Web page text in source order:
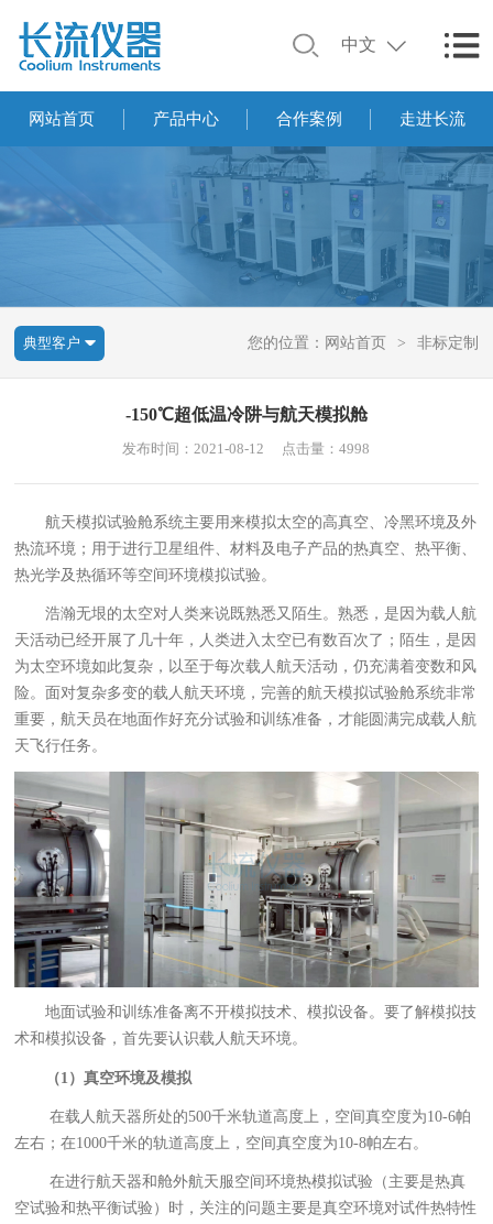
中文
网站首页 产品中心 合作案例 走进长流
典型客户 您的位置： 网站首页 > 非标定制
-150℃超低温冷阱与航天模拟舱
发布时间：2021-08-12 点击量：4998
航天模拟试验舱系统主要用来模拟太空的高真空、冷黑环境及外
热流环境；用于进行卫星组件、材料及电子产品的热真空、热平衡、
热光学及热循环等空间环境模拟试验。
浩瀚无垠的太空对人类来说既熟悉又陌生。熟悉，是因为载人航
天活动已经开展了几十年，人类进入太空已有数百次了；陌生，是因
为太空环境如此复杂，以至于每次载人航天活动，仍充满着变数和风
险。面对复杂多变的载人航天环境，完善的航天模拟试验舱系统非常
重要，航天员在地面作好充分试验和训练准备，才能圆满完成载人航
天飞行任务。
地面试验和训练准备离不开模拟技术、模拟设备。要了解模拟技
术和模拟设备，首先要认识载人航天环境。
（1）真空环境及模拟
在载人航天器所处的500千米轨道高度上，空间真空度为10-6帕
左右；在1000千米的轨道高度上，空间真空度为10-8帕左右。
在进行航天器和舱外航天服空间环境热模拟试验（主要是热真
空试验和热平衡试验）时，关注的问题主要是真空环境对试件热特性